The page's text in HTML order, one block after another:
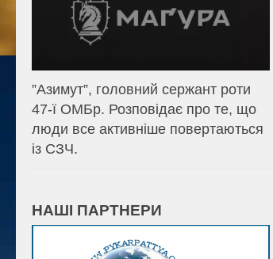
⁨”Азимут”, головний сержант роти
47-ї ОМБр. Розповідає про те, що
люди все активніше повертаються
із СЗЧ.
НАШІ ПАРТНЕРИ